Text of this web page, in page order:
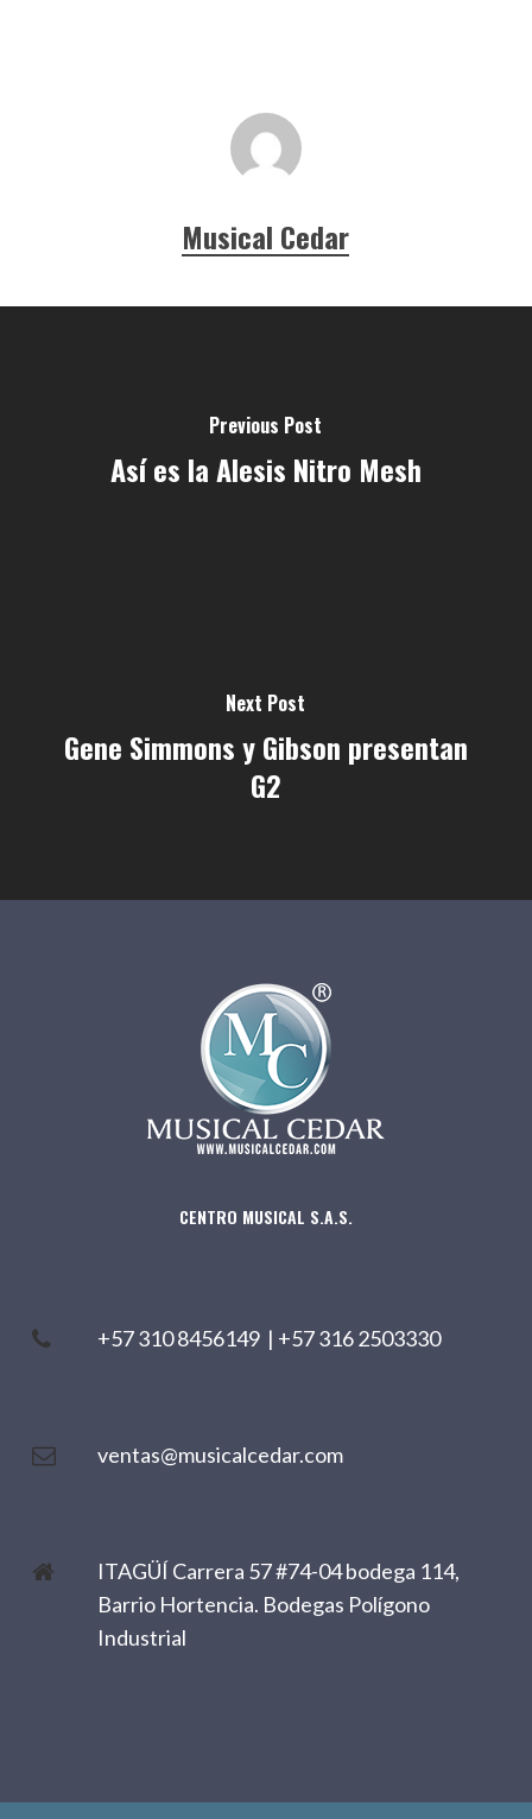
Musical Cedar
Previous Post
Así es la Alesis Nitro Mesh
Next Post
Gene Simmons y Gibson presentan
G2
CENTRO MUSICAL S.A.S.
+57 310 8456149 | +57 316 2503330
ventas@musicalcedar.com
ITAGÜÍ Carrera 57 #74-04 bodega 114,
Barrio Hortencia. Bodegas Polígono
Industrial